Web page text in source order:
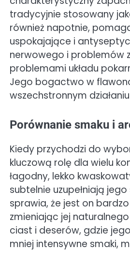
tradycyjnie stosowany
również napotnie,
uspokajające i
nerwowego i problemów
problemami układu
Jego bogactwo w
wszechstronnym
Porównanie smaku i
Kiedy przychodzi do
kluczową rolę dla wielu
łagodny, lekko
subtelnie uzupełniają
sprawia, że jest on
zmieniając jej
ciast i deserów, gdzie
mniej intensywne smaki,